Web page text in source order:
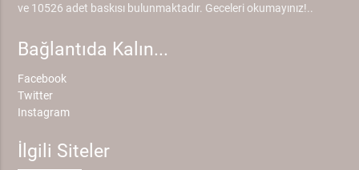
ve 10526 adet baskısı bulunmaktadır. Geceleri okumayınız!..
Bağlantıda Kalın...
Facebook
Twitter
Instagram
İlgili Siteler